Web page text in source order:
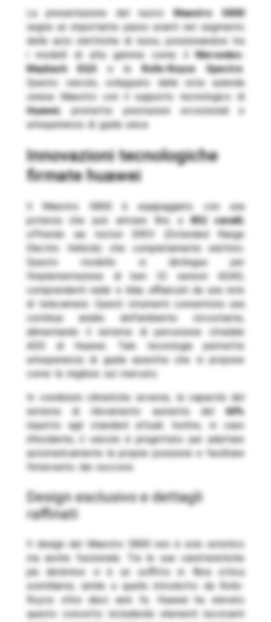
-- Correlati
La presentazione del nuovoMaextro S800
segna un importante passo avanti nel segmento
delle auto elettriche di lusso, posizionandosi tra
i modelli di alta gamma come ilMercedes-
Maybach EQS e la Rolls-Royce Spectre.
Questo veicolo, sviluppato dalla nota azienda
cinese Maextro con il supporto tecnologico di
Huawei, promette prestazioni eccezionali e
un’esperienza di guida unica.
innovazioni tecnologiche
firmate huawei
Il Maextro S800 è equipaggiato con una
potenza che può arrivare fino a 852 cavalli,
offrendo sia motori EREV (Extended Range
Electric Vehicle) che completamente elettrici.
Questo modello si distingue per
l’implementazione di ben 32 sensori ADAS,
comprendenti radar e lidar, affiancati da una rete
di telecamere. Questi strumenti consentono una
continua analisi dell’ambiente circostante,
alimentando il sistema di percezione stradale
ADS di Huawei. Tale tecnologia permette
un’esperienza di guida assistita che si propone
come la migliore sul mercato.
In condizioni climatiche avverse, la capacità del
sistema di rilevamento aumenta del60%
rispetto agli standard attuali. Inoltre, in caso
d’incidente, il veicolo è progettato per adattare
automaticamente la propria posizione e facilitare
l’intervento dei soccorsi.
design esclusivo e dettagli
raffinati
Il design del Maextro S800 non è solo estetico
ma anche funzionale. Tra le sue caratteristiche
più distintive vi è un soffitto in fibra ottica
scintillante, simile a quello introdotto da Rolls-
Royce oltre dieci anni fa. Huawei ha elevato
questo concetto includendo elementi luccicanti